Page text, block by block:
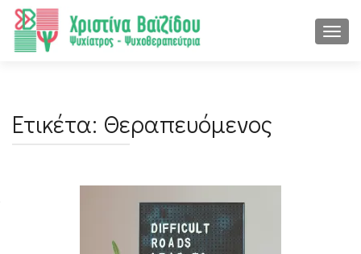
Ετικέτα: Θεραπευόμενος